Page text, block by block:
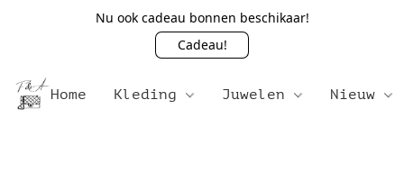
Nu ook cadeau bonnen beschikaar!
Cadeau!
Home Kleding Juwelen Nieuw